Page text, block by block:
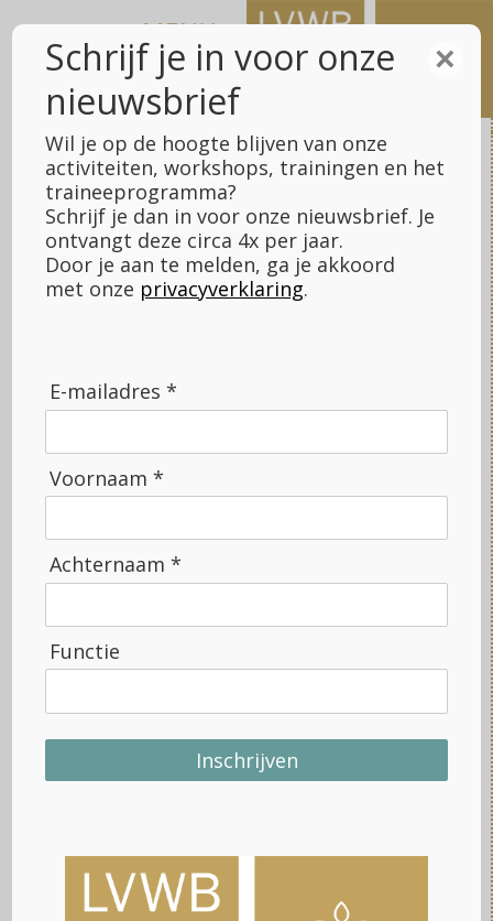
naar
LVWB Fundraising > Datagedreven fondsenwerving
Datagedreven fondsenwerving
Datagedreven fondsenwerving heeft de
toekomst, ook voor culturele
meer) Vrienden als gever aan zich te verbinden. Wij
ervaren telkens weer dat – regelmatige – bezoekers van
culturele organisaties steeds vaker en steeds meer
×
Schrijf je in voor onze
nieuwsbrief
Wil je op de hoogte blijven van onze
activiteiten, workshops, trainingen en het
traineeprogramma?
Schrijf je dan in voor onze nieuwsbrief. Je
ontvangt deze circa 4x per jaar.
Door je aan te melden, ga je akkoord
met onze privacyverklaring.
E-mailadres *
Voornaam *
Achternaam *
Functie
Inschrijven